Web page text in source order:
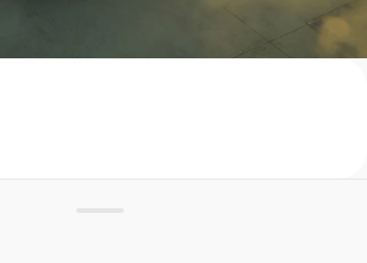
фото Lamborghini Huracan
Это «кроссовая»